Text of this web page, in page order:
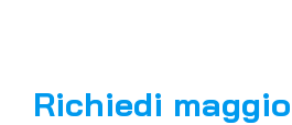
Richiedi